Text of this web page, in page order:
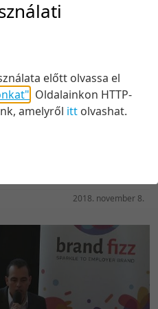
28:37
re
2018. november 8.
előtt olvassa el
Oldalainkon HTTP-
amelyről itt olvashat.